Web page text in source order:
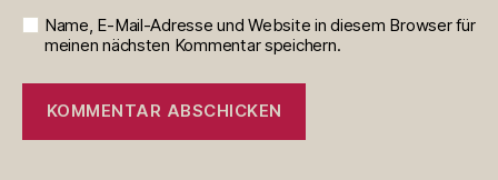
Name, E-Mail-Adresse und Website in diesem Browser für
meinen nächsten Kommentar speichern.